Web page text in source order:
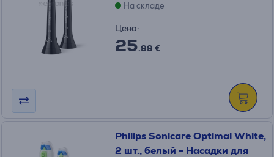
На складе
Цена:
25.99 €
Philips Sonicare Optimal White,
2 шт., белый - Насадки для